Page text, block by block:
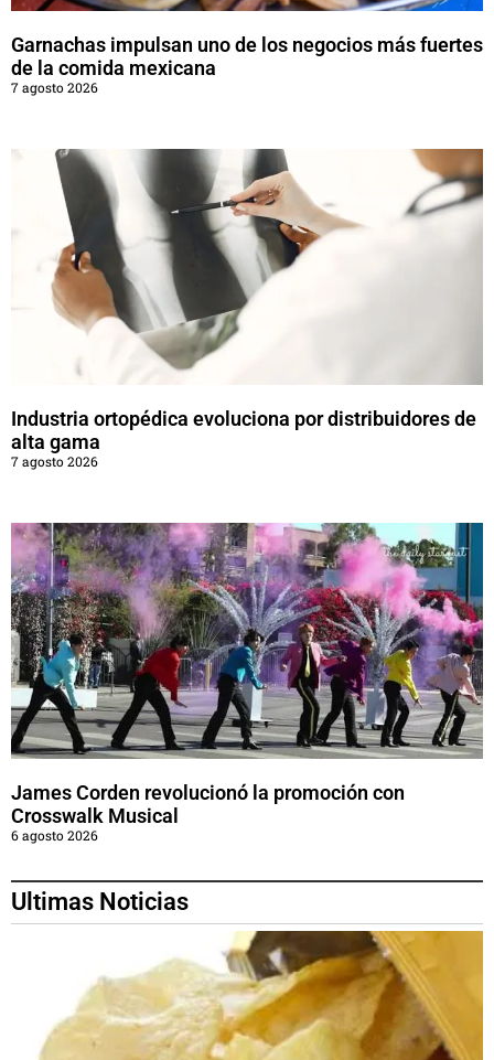
Garnachas impulsan uno de los negocios más fuertes
de la comida mexicana
7 agosto 2026
Industria ortopédica evoluciona por distribuidores de
alta gama
7 agosto 2026
James Corden revolucionó la promoción con
Crosswalk Musical
6 agosto 2026
Ultimas Noticias